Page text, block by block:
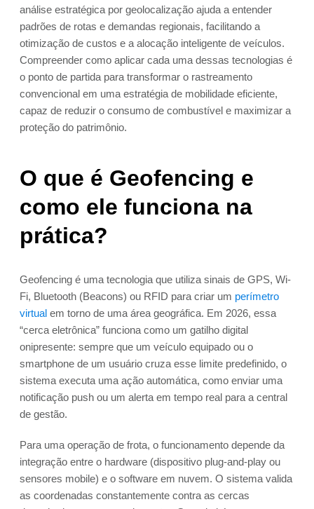
análise estratégica por geolocalização ajuda a entender
padrões de rotas e demandas regionais, facilitando a
otimização de custos e a alocação inteligente de veículos.
Compreender como aplicar cada uma dessas tecnologias é
o ponto de partida para transformar o rastreamento
convencional em uma estratégia de mobilidade eficiente,
capaz de reduzir o consumo de combustível e maximizar a
proteção do patrimônio.
O que é Geofencing e
como ele funciona na
prática?
Geofencing é uma tecnologia que utiliza sinais de GPS, Wi-
Fi, Bluetooth (Beacons) ou RFID para criar um perímetro
virtual em torno de uma área geográfica. Em 2026, essa
“cerca eletrônica” funciona como um gatilho digital
onipresente: sempre que um veículo equipado ou o
smartphone de um usuário cruza esse limite predefinido, o
sistema executa uma ação automática, como enviar uma
notificação push ou um alerta em tempo real para a central
de gestão.
Para uma operação de frota, o funcionamento depende da
integração entre o hardware (dispositivo plug-and-play ou
sensores mobile) e o software em nuvem. O sistema valida
as coordenadas constantemente contra as cercas